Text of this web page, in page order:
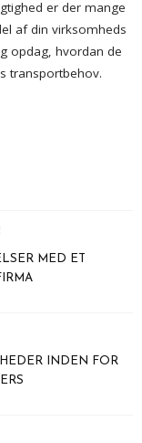
er der mange
af din virksomheds
opdag, hvordan de
transportbehov.
MED ET
INDEN FOR